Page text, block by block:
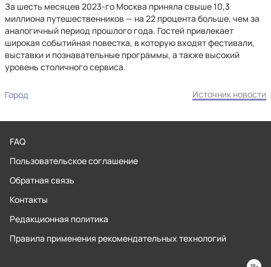
За шесть месяцев 2023-го Москва приняла свыше 10,3
миллиона путешественников — на 22 процента больше, чем за
аналогичный период прошлого года. Гостей привлекает
широкая событийная повестка, в которую входят фестивали,
выставки и познавательные программы, а также высокий
уровень столичного сервиса.
Город Источник новости
FAQ
Пользовательское соглашение
Обратная связь
Контакты
Редакционная политика
Правила применения рекомендательных технологий